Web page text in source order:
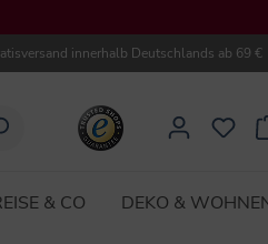
innerhalb Deutschlands ab 69 €
& CO
DEKO &